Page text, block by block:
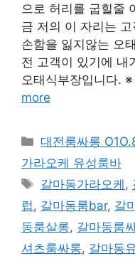
으로 허리를 굽힐줄
금 저의 이 자리는
손함을 잃지않는 오
전 고객이 있기에 내
오태식부장입니다.
more
카
테
고
리
대전룸싸롱
가라오케 유성룸바
태
그
갈마동가라오케 ,
럽 , 갈마동룸bar, 갈
동룸살롱, 갈마동룸
셔츠룸싸롱, 갈마동